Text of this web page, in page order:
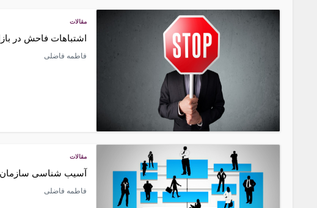
مقالات
اشتباهات فاحش در
فاطمه فاضلی
مقالات
آسیب شناسی سازمان
فاطمه فاضلی